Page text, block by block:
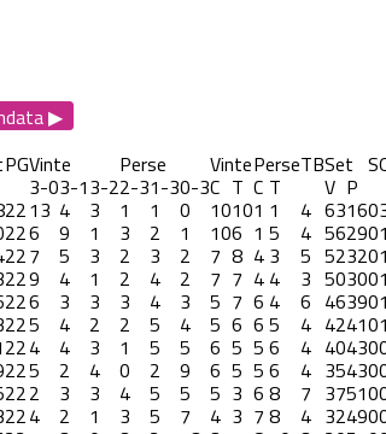
▶
PGVinte Perse VintePerseTBSet S
3-03-13-22-31-30-3C T C T V P
2213 4 3 1 1 0 10101 1 4 63160
226 9 1 3 2 1 106 1 5 4 56290
227 5 3 2 3 2 7 8 4 3 5 52320
229 4 1 2 4 2 7 7 4 4 3 50300
226 3 3 3 4 3 5 7 6 4 6 46390
225 4 2 2 5 4 5 6 6 5 4 42410
224 4 3 1 5 5 6 5 5 6 4 40430
225 2 4 0 2 9 6 5 5 6 4 35430
222 3 3 4 5 5 5 3 6 8 7 37510
224 2 1 3 5 7 4 3 7 8 4 32490